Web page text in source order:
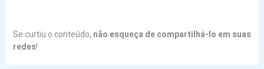
Se curtiu o conteúdo, não esqueça de compartilhá-lo em suas
redes!